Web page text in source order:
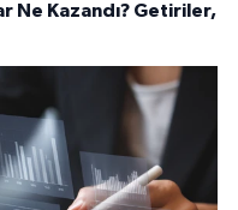
Ne Kazandı? Getiriler,